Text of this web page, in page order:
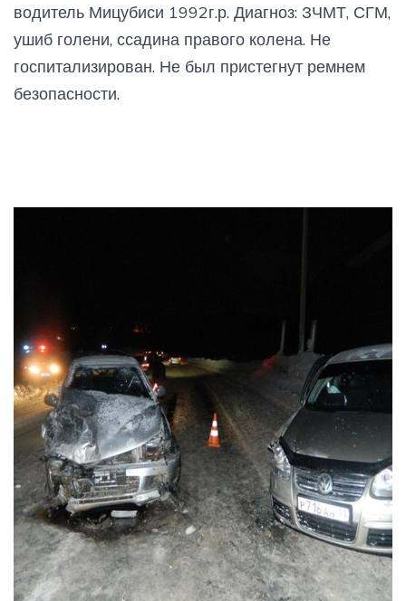
водитель Мицубиси 1992г.р. Диагноз: ЗЧМТ, СГМ,
ушиб голени, ссадина правого колена. Не
госпитализирован. Не был пристегнут ремнем
безопасности.